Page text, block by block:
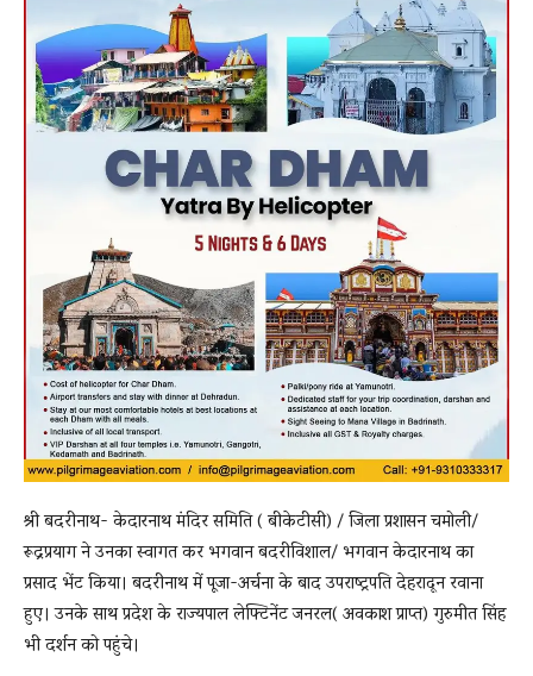
श्री बदरीनाथ- केदारनाथ मंदिर समिति ( बीकेटीसी) / जिला प्रशासन चमोली/
रूद्रप्रयाग ने उनका स्वागत कर भगवान बदरीविशाल/ भगवान केदारनाथ का
प्रसाद भेंट किया। बदरीनाथ में पूजा-अर्चना के बाद उपराष्ट्रपति देहरादून रवाना
हुए। उनके साथ प्रदेश के राज्यपाल लेफ्टिनेंट जनरल( अवकाश प्राप्त) गुरुमीत सिंह
भी दर्शन को पहुंचे।